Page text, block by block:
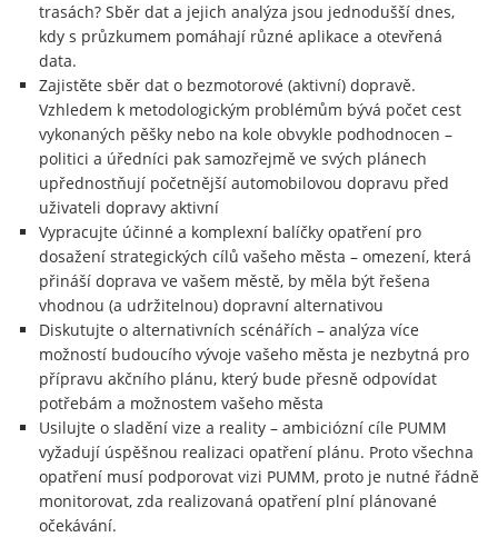
trasách? Sběr dat a jejich analýza jsou jednodušší dnes,
kdy s průzkumem pomáhají různé aplikace a otevřená
data.
Zajistěte sběr dat o bezmotorové (aktivní) dopravě.
Vzhledem k metodologickým problémům bývá počet cest
vykonaných pěšky nebo na kole obvykle podhodnocen –
politici a úředníci pak samozřejmě ve svých plánech
upřednostňují početnější automobilovou dopravu před
uživateli dopravy aktivní
Vypracujte účinné a komplexní balíčky opatření pro
dosažení strategických cílů vašeho města – omezení, která
přináší doprava ve vašem městě, by měla být řešena
vhodnou (a udržitelnou) dopravní alternativou
Diskutujte o alternativních scénářích – analýza více
možností budoucího vývoje vašeho města je nezbytná pro
přípravu akčního plánu, který bude přesně odpovídat
potřebám a možnostem vašeho města
Usilujte o sladění vize a reality – ambiciózní cíle PUMM
vyžadují úspěšnou realizaci opatření plánu. Proto všechna
opatření musí podporovat vizi PUMM, proto je nutné řádně
monitorovat, zda realizovaná opatření plní plánované
očekávání.